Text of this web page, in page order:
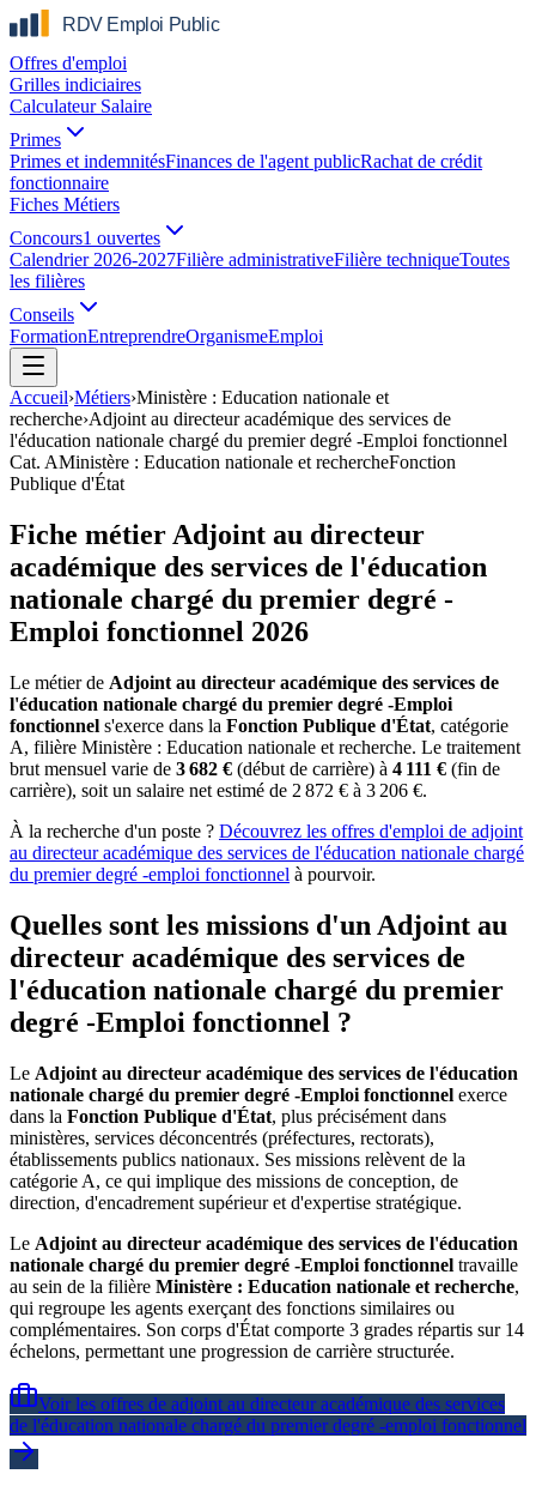
Offres d'emploi
Grilles indiciaires
Calculateur Salaire
Primes
Primes et indemnitésFinances de l'agent publicRachat de crédit
fonctionnaire
Fiches Métiers
Concours1 ouvertes
Calendrier 2026-2027Filière administrativeFilière techniqueToutes
les filières
Conseils
FormationEntreprendreOrganismeEmploi
Accueil›Métiers›Ministère : Education nationale et
recherche›Adjoint au directeur académique des services de
l'éducation nationale chargé du premier degré -Emploi fonctionnel
Cat. AMinistère : Education nationale et rechercheFonction
Publique d'État
Fiche métier Adjoint au directeur
académique des services de l'éducation
nationale chargé du premier degré -
Emploi fonctionnel 2026
Le métier de Adjoint au directeur académique des services de
l'éducation nationale chargé du premier degré -Emploi
fonctionnel s'exerce dans la Fonction Publique d'État, catégorie
A, filière Ministère : Education nationale et recherche. Le traitement
brut mensuel varie de 3 682 € (début de carrière) à 4 111 € (fin de
carrière), soit un salaire net estimé de 2 872 € à 3 206 €.
À la recherche d'un poste ? Découvrez les offres d'emploi de adjoint
au directeur académique des services de l'éducation nationale chargé
du premier degré -emploi fonctionnel à pourvoir.
Quelles sont les missions d'un Adjoint au
directeur académique des services de
l'éducation nationale chargé du premier
degré -Emploi fonctionnel ?
Le Adjoint au directeur académique des services de l'éducation
nationale chargé du premier degré -Emploi fonctionnel exerce
dans la Fonction Publique d'État, plus précisément dans
ministères, services déconcentrés (préfectures, rectorats),
établissements publics nationaux. Ses missions relèvent de la
catégorie A, ce qui implique des missions de conception, de
direction, d'encadrement supérieur et d'expertise stratégique.
Le Adjoint au directeur académique des services de l'éducation
nationale chargé du premier degré -Emploi fonctionnel travaille
au sein de la filière Ministère : Education nationale et recherche,
qui regroupe les agents exerçant des fonctions similaires ou
complémentaires. Son corps d'État comporte 3 grades répartis sur 14
échelons, permettant une progression de carrière structurée.
Voir les offres de adjoint au directeur académique des services
de l'éducation nationale chargé du premier degré -emploi fonctionnel